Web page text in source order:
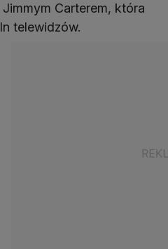
Carterem, która
telewidzów.